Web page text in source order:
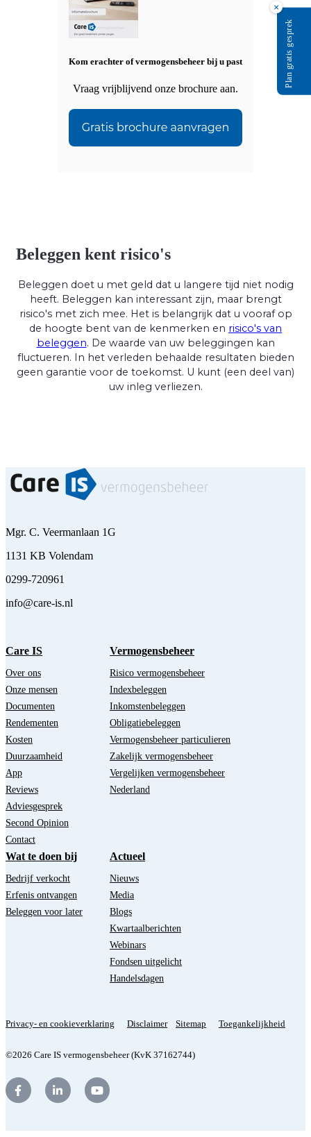
Kom erachter of vermogensbeheer bij u past
Vraag vrijblijvend onze brochure aan.
Beleggen kent risico's
Beleggen doet u met geld dat u langere tijd niet nodig
heeft. Beleggen kan interessant zijn, maar brengt
risico's met zich mee. Het is belangrijk dat u vooraf op
de hoogte bent van de kenmerken en risico's van
beleggen. De waarde van uw beleggingen kan
fluctueren. In het verleden behaalde resultaten bieden
geen garantie voor de toekomst. U kunt (een deel van)
uw inleg verliezen.
Mgr. C. Veermanlaan 1G
1131 KB Volendam
0299-720961
info@care-is.nl
Care IS
Over ons
Onze mensen
Documenten
Rendementen
Kosten
Duurzaamheid
App
Reviews
Adviesgesprek
Second Opinion
Contact
Vermogensbeheer
Risico vermogensbeheer
Indexbeleggen
Inkomstenbeleggen
Obligatiebeleggen
Vermogensbeheer particulieren
Zakelijk vermogensbeheer
Vergelijken vermogensbeheer
Nederland
Wat te doen bij
Bedrijf verkocht
Erfenis ontvangen
Beleggen voor later
Actueel
Nieuws
Media
Blogs
Kwartaalberichten
Webinars
Fondsen uitgelicht
Handelsdagen
Privacy- en cookieverklaring Disclaimer Sitemap Toegankelijkheid
©2026 Care IS vermogensbeheer (KvK 37162744)
×
Plan gratis gesprek